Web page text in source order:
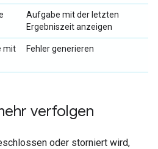
Aufgabe mit der letzten
Ergebniszeit anzeigen
mit
Fehler generieren
verfolgen
oder storniert wird,